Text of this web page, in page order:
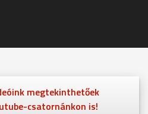
megtekinthetőek
csatornánkon is!